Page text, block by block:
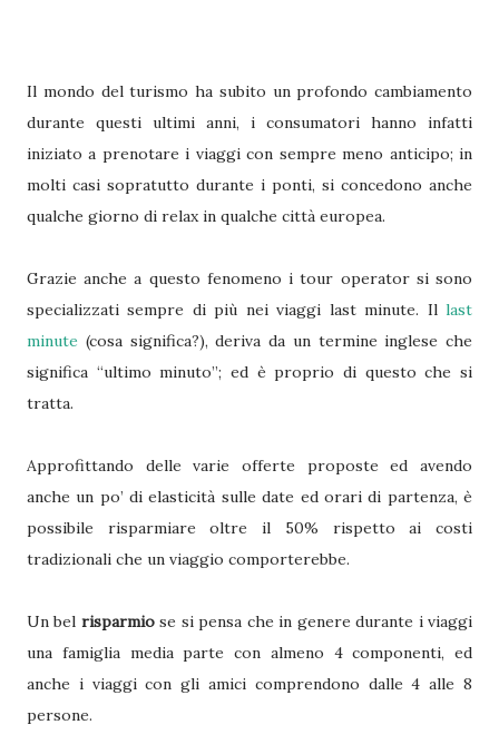
Il mondo del turismo ha subito un profondo cambiamento
durante questi ultimi anni, i consumatori hanno infatti
iniziato a prenotare i viaggi con sempre meno anticipo; in
molti casi sopratutto durante i ponti, si concedono anche
qualche giorno di relax in qualche città europea.
Grazie anche a questo fenomeno i tour operator si sono
specializzati sempre di più nei viaggi last minute. Il last
minute (cosa significa?), deriva da un termine inglese che
significa “ultimo minuto”; ed è proprio di questo che si
tratta.
Approfittando delle varie offerte proposte ed avendo
anche un po’ di elasticità sulle date ed orari di partenza, è
possibile risparmiare oltre il 50% rispetto ai costi
tradizionali che un viaggio comporterebbe.
Un bel risparmiose si pensa che in genere durante i viaggi
una famiglia media parte con almeno 4 componenti, ed
anche i viaggi con gli amici comprendono dalle 4 alle 8
persone.